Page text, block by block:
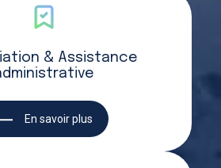
& Assistance
En savoir plus